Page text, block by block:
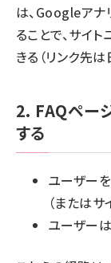
は、 Googleアナ
ることで、サイ
きる（リンク先は
2. FAQペー
する
ユーザー
（または
ユーザー